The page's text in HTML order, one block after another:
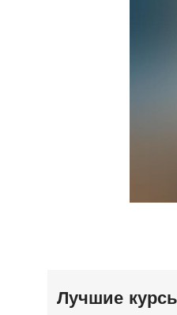
Лучшие